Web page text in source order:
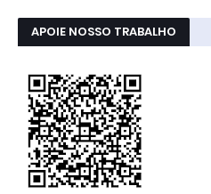
APOIE NOSSO TRABALHO